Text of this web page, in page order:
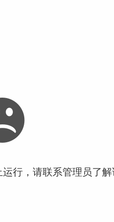
行，请联系管理员了